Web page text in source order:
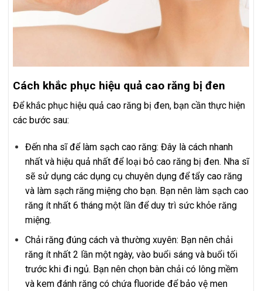
Cách khắc phục hiệu quả cao răng bị đen
Để khắc phục hiệu quả cao răng bị đen, bạn cần thực hiện
các bước sau:
Đến nha sĩ để làm sạch cao răng: Đây là cách nhanh
nhất và hiệu quả nhất để loại bỏ cao răng bị đen. Nha sĩ
sẽ sử dụng các dụng cụ chuyên dụng để tẩy cao răng
và làm sạch răng miệng cho bạn. Bạn nên làm sạch cao
răng ít nhất 6 tháng một lần để duy trì sức khỏe răng
miệng.
Chải răng đúng cách và thường xuyên: Bạn nên chải
răng ít nhất 2 lần một ngày, vào buổi sáng và buổi tối
trước khi đi ngủ. Bạn nên chọn bàn chải có lông mềm
và kem đánh răng có chứa fluoride để bảo vệ men